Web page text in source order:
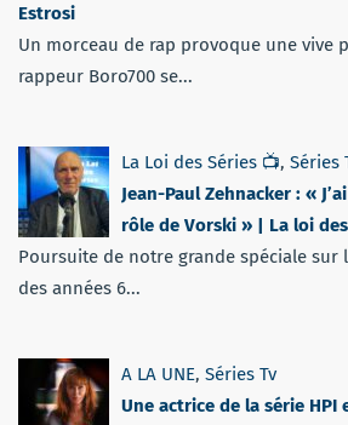
Estrosi
Un morceau de rap provoque une vive
rappeur Boro700 se...
La Loi des Séries 📺, Séries
Jean-Paul Zehnacker : «
rôle de Vorski » | La loi
Poursuite de notre grande spéciale sur
des années 6...
A LA UNE, Séries Tv
Une actrice de la série HPI